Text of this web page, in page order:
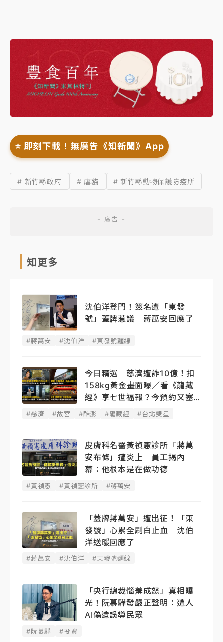
⭐️ 即刻下載！無廣告《知新聞》App
# 新竹縣政府 # 虐貓 # 新竹縣動物保護防疫所
知更多
沈伯洋登門！簽名遭「東發
號」蓋牌惹議 蔣萬安回應了
#蔣萬安 #沈伯洋 #東發號麵線
今日精選｜慈濟遭詐10億！扣
158kg黃金畫面曝／看《龍藏
經》享七世福報？今預約又塞
了
#慈濟 #故宮 #酷澎 #龍藏經 #台北雙星
皮膚科名醫黃禎憲診所「蔣萬
安布條」遭炎上 員工揭內
幕：他根本是在做功德
#黃禎憲 #黃禎憲診所 #蔣萬安
「蓋牌蔣萬安」遭出征！「東
發號」心累全刷白止血 沈伯
洋送暖回應了
#蔣萬安 #沈伯洋 #東發號麵線
「央行總裁惱羞成怒」真相曝
光！阮慕驊發嚴正聲明： 遭人
AI偽造誤導民眾
#阮慕驊 #投資